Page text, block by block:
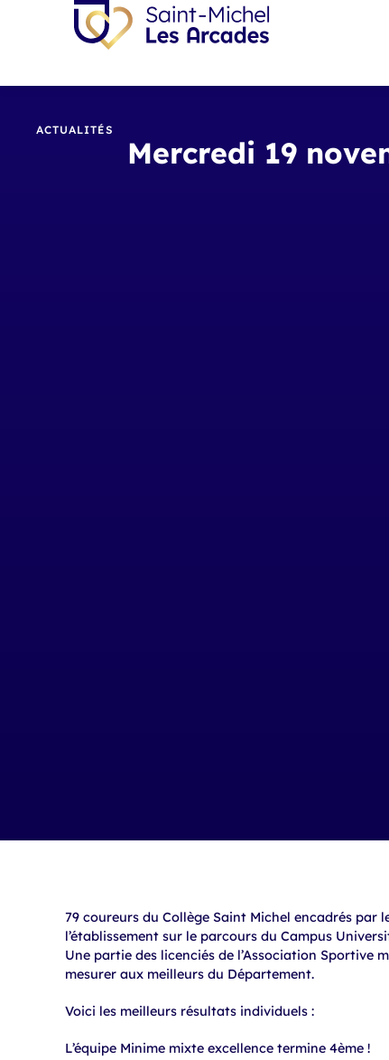
ACTUALITÉS
Mercredi 19
79 coureurs du Collège Saint Michel encadrés par
l’établissement sur le parcours du Campus
Une partie des licenciés de l’Association Sportive
mesurer aux meilleurs du Département.
Voici les meilleurs résultats individuels :
L’équipe Minime mixte excellence termine 4ème !